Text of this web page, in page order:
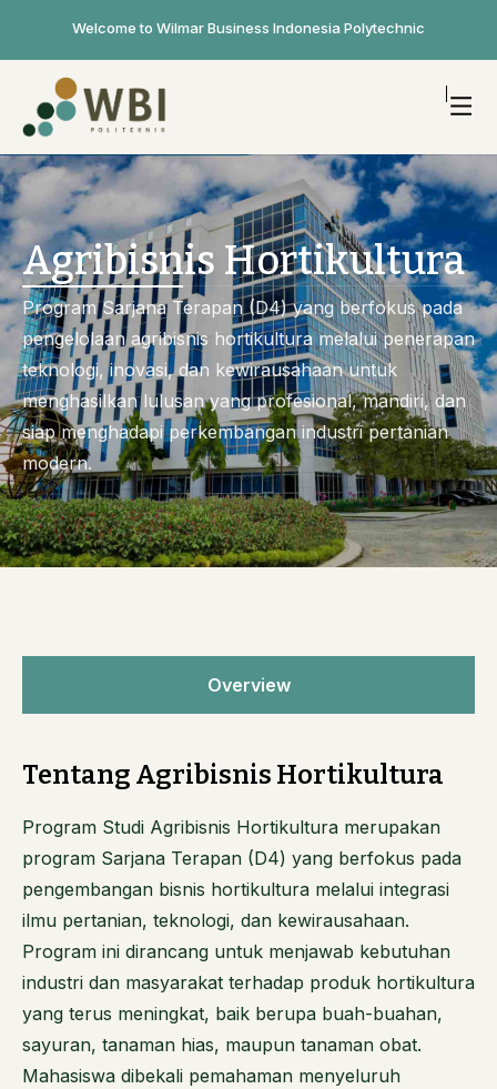
Welcome to Wilmar Business Indonesia Polytechnic
Agribisnis Hortikultura
Program Sarjana Terapan (D4) yang berfokus pada
pengelolaan agribisnis hortikultura melalui penerapan
teknologi, inovasi, dan kewirausahaan untuk
menghasilkan lulusan yang profesional, mandiri, dan
siap menghadapi perkembangan industri pertanian
modern.
Overview
Tentang Agribisnis Hortikultura
Program Studi Agribisnis Hortikultura merupakan
program Sarjana Terapan (D4) yang berfokus pada
pengembangan bisnis hortikultura melalui integrasi
ilmu pertanian, teknologi, dan kewirausahaan.
Program ini dirancang untuk menjawab kebutuhan
industri dan masyarakat terhadap produk hortikultura
yang terus meningkat, baik berupa buah-buahan,
sayuran, tanaman hias, maupun tanaman obat.
Mahasiswa dibekali pemahaman menyeluruh